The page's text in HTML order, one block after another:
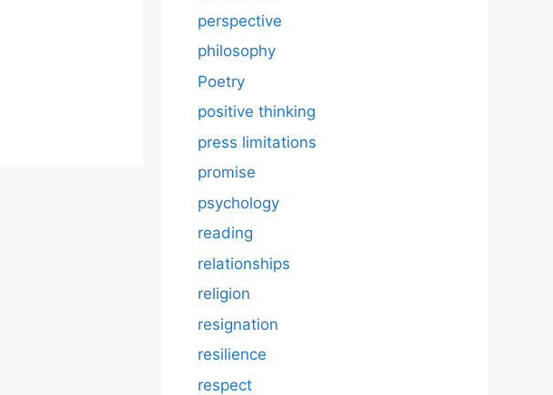
perspective
philosophy
Poetry
positive thinking
press limitations
promise
psychology
reading
relationships
religion
resignation
resilience
respect